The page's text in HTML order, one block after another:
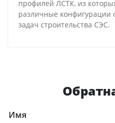
профилей ЛСТК, из
различные конфигурации
задач строительства СЭС.
Имя